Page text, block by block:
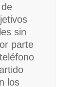
sin
parte
los